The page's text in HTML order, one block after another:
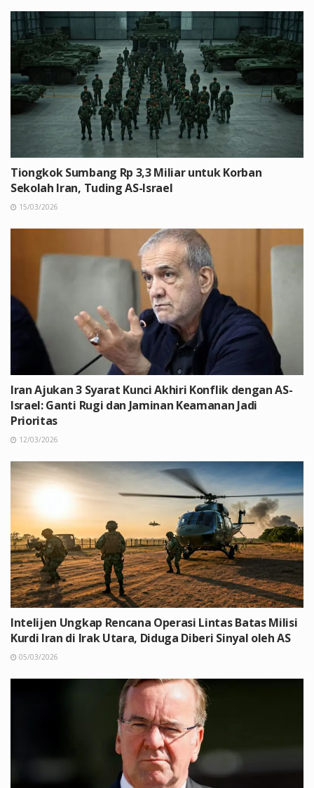
Tiongkok Sumbang Rp 3,3 Miliar untuk Korban
Sekolah Iran, Tuding AS-Israel
15/03/2026
Iran Ajukan 3 Syarat Kunci Akhiri Konflik dengan AS-
Israel: Ganti Rugi dan Jaminan Keamanan Jadi
Prioritas
12/03/2026
Intelijen Ungkap Rencana Operasi Lintas Batas Milisi
Kurdi Iran di Irak Utara, Diduga Diberi Sinyal oleh AS
05/03/2026